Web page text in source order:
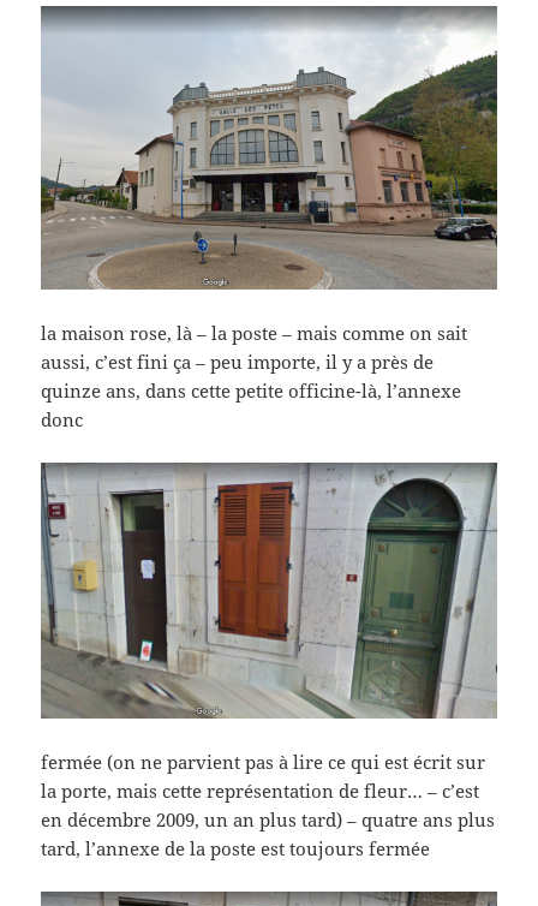
la maison rose, là – la poste – mais comme on sait
aussi, c’est fini ça – peu importe, il y a près de
quinze ans, dans cette petite officine-là, l’annexe
donc
fermée (on ne parvient pas à lire ce qui est écrit sur
la porte, mais cette représentation de fleur… – c’est
en décembre 2009, un an plus tard) – quatre ans plus
tard, l’annexe de la poste est toujours fermée